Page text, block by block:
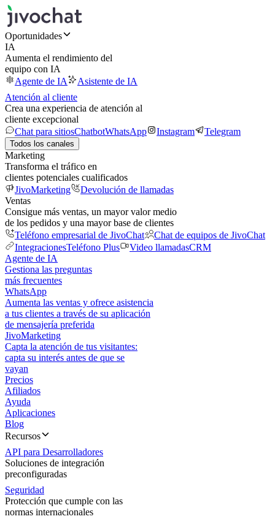
Oportunidades
IA
Aumenta el rendimiento del
equipo con IA
Agente de IA
Asistente de IA
Atención al cliente
Crea una experiencia de atención al
cliente excepcional
Chat para sitiosChatbotWhatsApp Instagram Telegram
Todos los canales
Marketing
Transforma el tráfico en
clientes potenciales cualificados
JivoMarketing
Devolución de llamadas
Ventas
Consigue más ventas, un mayor valor medio
de los pedidos y una mayor base de clientes
Teléfono empresarial de JivoChat
Chat de equipos de JivoChat
IntegracionesTeléfono Plus Video llamadasCRM
Agente de IA
Gestiona las preguntas
más frecuentes
WhatsApp
Aumenta las ventas y ofrece asistencia
a tus clientes a través de su aplicación
de mensajería preferida
JivoMarketing
Capta la atención de tus visitantes:
capta su interés antes de que se
vayan
Precios
Afiliados
Ayuda
Aplicaciones
Blog
Recursos
API para Desarrolladores
Soluciones de integración
preconfiguradas
Seguridad
Protección que cumple con las
normas internacionales